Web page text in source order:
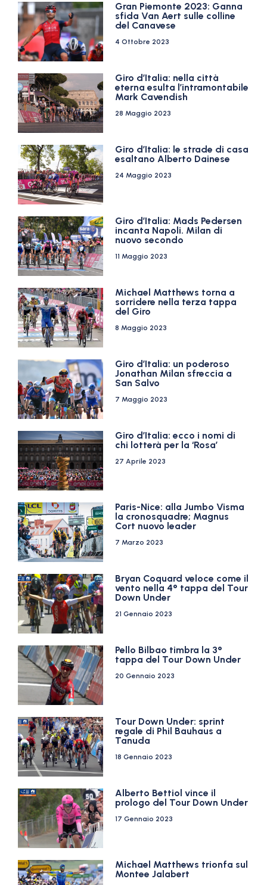
Gran Piemonte 2023: Ganna
sfida Van Aert sulle colline
del Canavese
4 Ottobre 2023
Giro d’Italia: nella città
eterna esulta l’intramontabile
Mark Cavendish
28 Maggio 2023
Giro d’Italia: le strade di casa
esaltano Alberto Dainese
24 Maggio 2023
Giro d’Italia: Mads Pedersen
incanta Napoli. Milan di
nuovo secondo
11 Maggio 2023
Michael Matthews torna a
sorridere nella terza tappa
del Giro
8 Maggio 2023
Giro d’Italia: un poderoso
Jonathan Milan sfreccia a
San Salvo
7 Maggio 2023
Giro d’Italia: ecco i nomi di
chi lotterà per la ‘Rosa’
27 Aprile 2023
Paris-Nice: alla Jumbo Visma
la cronosquadre; Magnus
Cort nuovo leader
7 Marzo 2023
Bryan Coquard veloce come il
vento nella 4° tappa del Tour
Down Under
21 Gennaio 2023
Pello Bilbao timbra la 3°
tappa del Tour Down Under
20 Gennaio 2023
Tour Down Under: sprint
regale di Phil Bauhaus a
Tanuda
18 Gennaio 2023
Alberto Bettiol vince il
prologo del Tour Down Under
17 Gennaio 2023
Michael Matthews trionfa sul
Montee Jalabert